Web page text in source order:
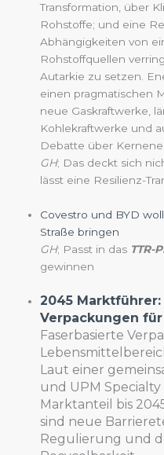
Transformation, über
Rohstoffe; und eine
Abhängigkeiten von
Rohstoffquellen
Autarkie zu setzen.
einen pragmatischen
neue Gaskraftwerke,
Kohlekraftwerke und
Debatte über
GH; Das deckt sich
lässt eine Resilienz-
Covestro und BYD
Straße bringen
GH; Passt in das TTR-
gewinnen
2045
Verpackungen
Faserbasierte
Laut einer
und UPM
Marktanteil bis
sind neue
Regulierung und